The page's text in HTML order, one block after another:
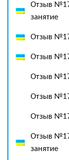
Отзыв
занятие
Отзыв
Отзыв
Отзыв
Отзыв
Отзыв
Отзыв
занятие